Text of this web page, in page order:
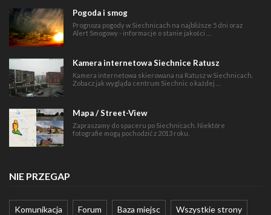
Pogoda i smog
Prognoza pogody w Siechnicach na najbliższe 5 dni oraz
Alert Smogowy - informacje o stanie jakości …
Kamera internetowa Siechnice Ratusz
Kamera internetowa skierowana na Ratusz w Siechnicach.
Zobacz jak wygląda centrum Siechnic o każdej …
Mapa / Street-View
Zapraszamy do spaceru po Siechnicach. Niektóre
fotografie mogą pochodzić z 2013 roku.
NIE PRZEGAP
Komunikacja Forum Baza miejsc Wszystkie strony